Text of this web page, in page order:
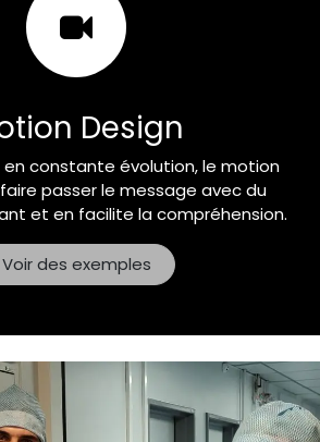
Design
en constante évolution, le motion
passer le message avec du
et en facilite la compréhension.
Voir des exemples